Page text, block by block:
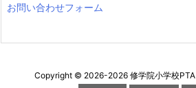
お問い合わせフォーム
Copyright © 2026-2026 修学院小学校PTA